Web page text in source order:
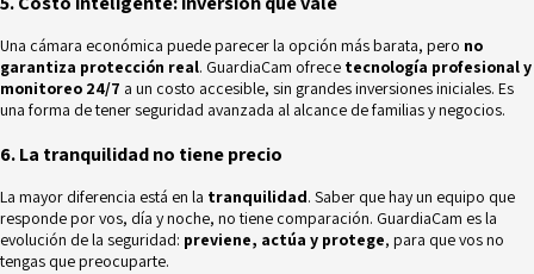
Una cámara económica puede parecer la opción más barata, pero no
garantiza protección real. GuardiaCam ofrece tecnología profesional y
monitoreo 24/7 a un costo accesible, sin grandes inversiones iniciales. Es
una forma de tener seguridad avanzada al alcance de familias y negocios.
6. La tranquilidad no tiene precio
La mayor diferencia está en la tranquilidad. Saber que hay un equipo que
responde por vos, día y noche, no tiene comparación. GuardiaCam es la
evolución de la seguridad: previene, actúa y protege, para que vos no
tengas que preocuparte.